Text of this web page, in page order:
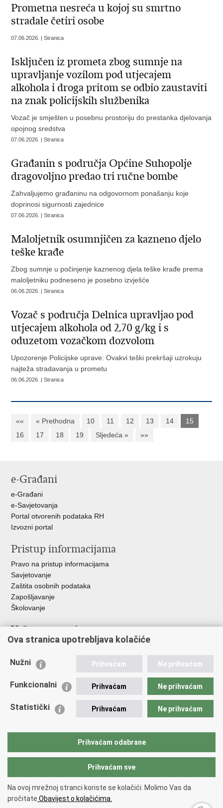
Prometna nesreća u kojoj su smrtno
stradale četiri osobe
07.06.2026. | Stranica
Isključen iz prometa zbog sumnje na
upravljanje vozilom pod utjecajem
alkohola i droga pritom se odbio zaustaviti
na znak policijskih službenika
Vozač je smješten u posebnu prostoriju do prestanka djelovanja
opojnog sredstva
07.06.2026. | Stranica
Građanin s područja Općine Suhopolje
dragovoljno predao tri ručne bombe
Zahvaljujemo građaninu na odgovornom ponašanju koje
doprinosi sigurnosti zajednice
07.06.2026. | Stranica
Maloljetnik osumnjičen za kazneno djelo
teške krađe
Zbog sumnje u počinjenje kaznenog djela teške krađe prema
maloljetniku podneseno je posebno izvješće
06.06.2026. | Stranica
Vozač s područja Delnica upravljao pod
utjecajem alkohola od 2,70 g/kg i s
oduzetom vozačkom dozvolom
Upozorenje Policijske uprave: Ovakvi teški prekršaji uzrokuju
najteža stradavanja u prometu
06.06.2026. | Stranica
«« « Prethodna 10 11 12 13 14
15
16
17 18 19 Sljedeća » »»
e-Građani
e-Građani
e-Savjetovanja
Portal otvorenih podataka RH
Izvozni portal
Pristup informacijama
Pravo na pristup informacijama
Savjetovanje
Zaštita osobnih podataka
Zapošljavanje
Školovanje
Važne poveznice
Ministarstvo unutarnjih poslova
Udruge
Policijska akademija
Zaklada policijske solidarnosti
Vučetić"
Copyright © 2026 Policijska uprava virovitičko-podravska.
korištenja.Izjava o pristupačnosti.
Ova stranica upotrebljava kolačiće
Nužni Prihvaćam Ne prihvaćam
Funkcionalni Prihvaćam Ne prihvaćam
Statistički Prihvaćam Ne prihvaćam
Prihvaćam odabrane
Prihvaćam sve
Na ovoj mrežnoj stranci koriste se kolačići. Molimo Vas da
pročitate Obavijest o kolačićima.